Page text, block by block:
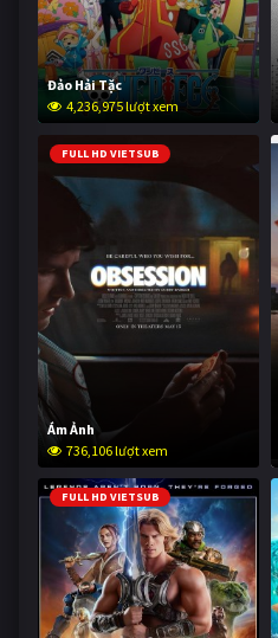
Đảo Hải Tặc
4,236,975 lượt xem
FULL HD VIETSUB
Ám Ảnh
736,106 lượt xem
FULL HD VIETSUB